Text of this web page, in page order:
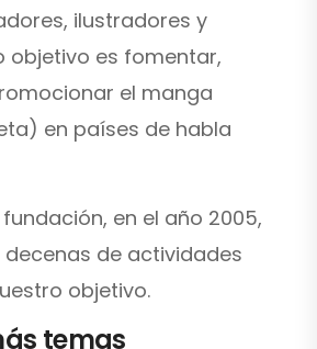
ilustradores y
objetivo es fomentar,
el manga
en países de habla
en el año 2005,
de actividades
objetivo.
temas